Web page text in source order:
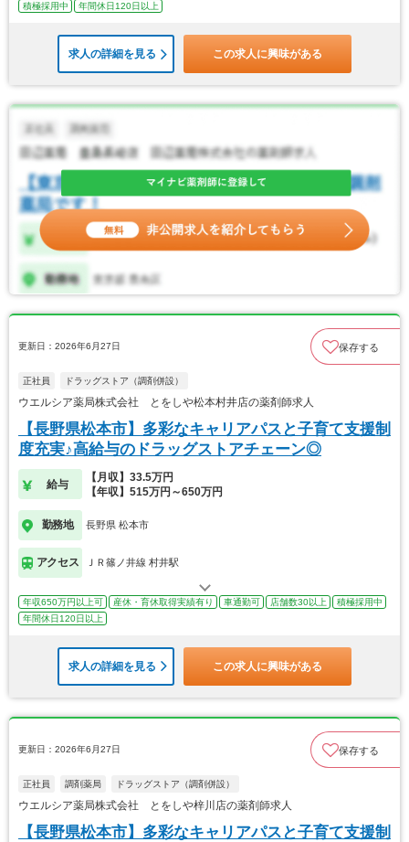
積極採用中
年間休日120日以上
求人の詳細を見る この求人に興味がある
更新日：2026年6月27日 保存する
正社員 ドラッグストア（調剤併設）
ウエルシア薬局株式会社 とをしや松本村井店の薬剤師求人
【長野県松本市】多彩なキャリアパスと子育て支援制
度充実♪高給与のドラッグストアチェーン◎
給与
【月収】33.5万円
【年収】515万円～650万円
勤務地 長野県 松本市
アクセス ＪＲ篠ノ井線 村井駅
年収650万円以上可 産休・育休取得実績有り 車通勤可 店舗数30以上
積極採用中
年間休日120日以上
求人の詳細を見る この求人に興味がある
更新日：2026年6月27日 保存する
正社員 調剤薬局 ドラッグストア（調剤併設）
ウエルシア薬局株式会社 とをしや梓川店の薬剤師求人
【長野県松本市】多彩なキャリアパスと子育て支援制